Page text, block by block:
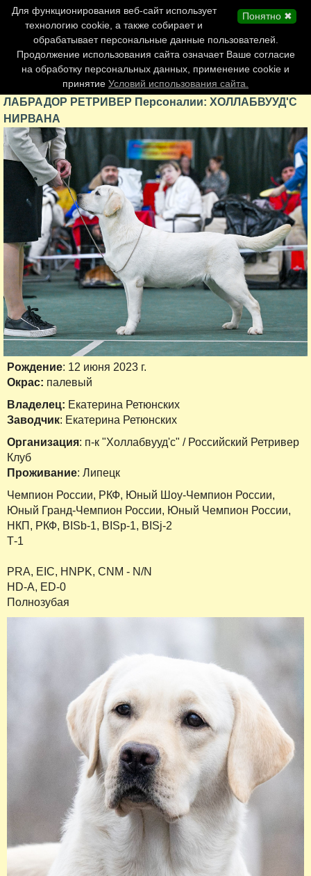
Главная страница
Обновления сайта
Контакты
Персоналии
Форум
ЛАБРАДОР РЕТРИВЕР Персоналии: ХОЛЛАБВУУД'C
НИРВАНА
Рождение: 12 июня 2023 г.
Окрас: палевый
Владелец: Екатерина Ретюнских
Заводчик: Екатерина Ретюнских
Организация: п-к "Холлабвууд'c" / Российский Ретривер
Клуб
Проживание: Липецк
Чемпион России, РКФ, Юный Шоу-Чемпион России,
Юный Гранд-Чемпион России, Юный Чемпион России,
НКП, РКФ, BISb-1, BISp-1, BISj-2
Т-1
PRA, EIC, HNPK, CNM - N/N
HD-A, ED-0
Полнозубая
Понятно ✖
Для функционирования веб-сайт использует
технологию cookie, а также собирает и
обрабатывает персональные данные пользователей.
Продолжение использования сайта означает Ваше согласие
на обработку персональных данных, применение cookie и
принятие Условий использования сайта.